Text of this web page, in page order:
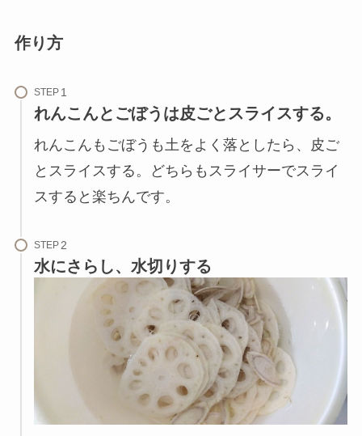
作り方
STEP
れんこんとごぼうは皮ごとスライスする。
れんこんもごぼうも土をよく落としたら、皮ご
とスライスする。どちらもスライサーでスライ
スすると楽ちんです。
STEP
水にさらし、水切りする